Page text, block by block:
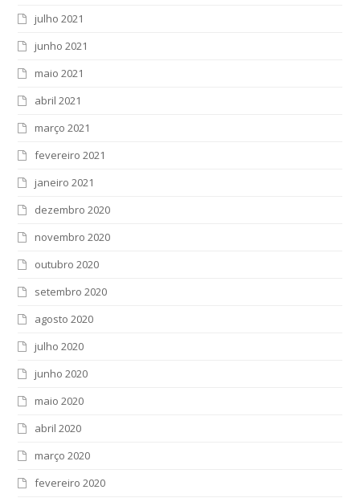
julho 2021
junho 2021
maio 2021
abril 2021
março 2021
fevereiro 2021
janeiro 2021
dezembro 2020
novembro 2020
outubro 2020
setembro 2020
agosto 2020
julho 2020
junho 2020
maio 2020
abril 2020
março 2020
fevereiro 2020